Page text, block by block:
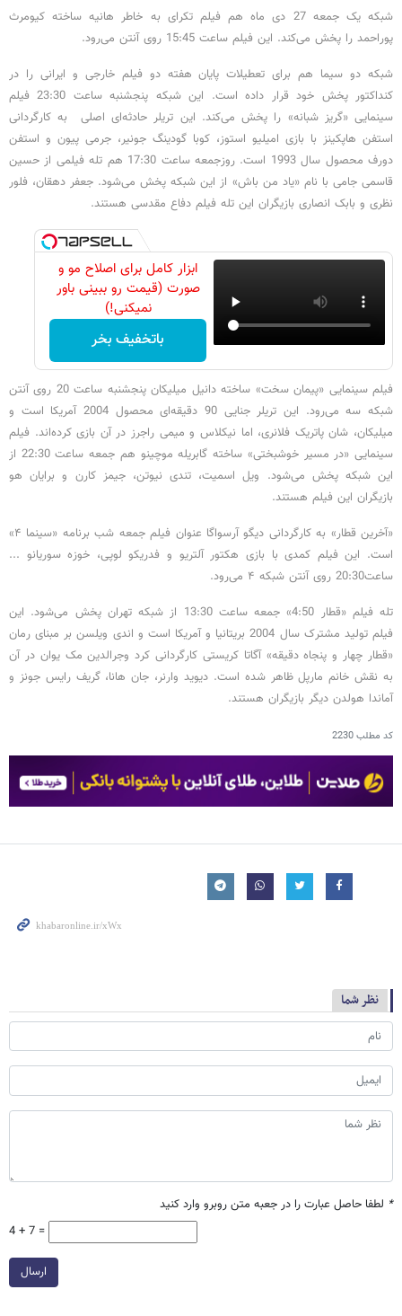
شبکه یک جمعه 27 دی ماه هم فیلم تکرای به خاطر هانیه ساخته کیومرث
پوراحمد را پخش می‌کند. این فیلم ساعت 15:45 روی آنتن می‌رود.
شبکه دو سیما هم برای تعطیلات پایان هفته دو فیلم خارجی و ایرانی را در
کنداکتور پخش خود قرار داده است. این شبکه پنجشنبه ساعت 23:30 فیلم
سینمایی «گریز شبانه» را پخش می‌کند. این تریلر حادثه‌ای اصلی به کارگردانی
استفن هاپکینز با بازی امیلیو استوز، کوبا گودینگ جونیر، جرمی پیون و استفن
دورف محصول سال 1993 است. روزجمعه ساعت 17:30 هم تله فیلمی از حسین
قاسمی جامی با نام «یاد من باش» از این شبکه پخش می‌شود. جعفر دهقان، فلور
نظری و بابک انصاری بازیگران این تله فیلم دفاع مقدسی هستند.
ابزار کامل برای اصلاح مو و
صورت (قیمت رو ببینی باور
نمیکنی!)
باتخفیف بخر
فیلم سینمایی «پیمان سخت» ساخته دانیل میلیکان پنجشنبه ساعت 20 روی آنتن
شبکه سه می‌رود. این تریلر جنایی 90 دقیقه‌ای محصول 2004 آمریکا است و
میلیکان، شان پاتریک فلانری، اما نیکلاس و میمی راجرز در آن بازی کرده‌اند. فیلم
سینمایی «در مسیر خوشبختی» ساخته گابریله موچینو هم جمعه ساعت 22:30 از
این شبکه پخش می‌شود. ویل اسمیت، تندی نیوتن، جیمز کارن و برایان هو
بازیگران این فیلم هستند.
«آخرین قطار» به کارگردانی دیگو آرسواگا عنوان فیلم جمعه شب برنامه «سینما ۴»
است. این فیلم کمدی با بازی هکتور آلتریو و فدریکو لوپی، خوزه سوریانو ...
ساعت20:30 روی آنتن شبکه ۴ می‌رود.
تله فیلم «قطار 4:50» جمعه ساعت 13:30 از شبکه تهران پخش می‌شود. این
فیلم تولید مشترک سال 2004 بریتانیا و آمریکا است و اندی ویلسن بر مبنای رمان
«قطار چهار و پنجاه دقیقه» آگاتا کریستی کارگردانی کرد وجرالدین مک یوان در آن
به نقش خانم مارپل ظاهر شده است. دیوید وارنر، جان هانا، گریف رایس جونز و
آماندا هولدن دیگر بازیگران هستند.
کد مطلب2230
نظر شما
* لطفا حاصل عبارت را در جعبه متن روبرو وارد کنید
4 + 7 =
ارسال